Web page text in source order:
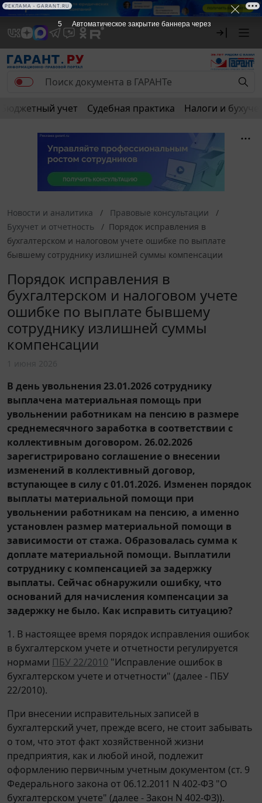
Бюджетный учет Судебная практика Налоги и
Новости и аналитика
Правовые консультации
Бухучет и отчетность
Порядок исправления в
бухгалтерском и налоговом учете ошибке по выплате
бывшему сотруднику излишней суммы компенсации
Порядок исправления в
бухгалтерском и налоговом учете
ошибке по выплате бывшему
сотруднику излишней суммы
компенсации
В день увольнения 23.01.2026 сотруднику
выплачена материальная помощь при
увольнении работникам на пенсию в размере
среднемесячного заработка в соответствии с
коллективным договором. 26.02.2026
зарегистрировано соглашение о внесении
изменений в коллективный договор,
вступающее в силу с 01.01.2026. Изменен порядок
выплаты материальной помощи при
увольнении работникам на пенсию, а именно
установлен размер материальной помощи в
зависимости от стажа. Образовалась сумма к
доплате материальной помощи. Выплатили
сотруднику с компенсацией за задержку
выплаты. Сейчас обнаружили ошибку, что
оснований для начисления компенсации за
задержку не было. Как исправить ситуацию?
1. В настоящее время порядок исправления ошибок
в бухгалтерском учете и отчетности регулируется
нормами ПБУ 22/2010 "Исправление ошибок в
бухгалтерском учете и отчетности" (далее - ПБУ
22/2010).
При внесении исправительных записей в
бухгалтерский учет, прежде всего, не стоит забывать
о том, что этот факт хозяйственной жизни
предприятия, как и любой иной, подлежит
оформлению первичным учетным документом (ст. 9
Федерального закона от 06.12.2011 N 402-ФЗ "О
бухгалтерском учете" (далее - Закон N 402-ФЗ)).
4 Автоматическое закрытие баннера через
РЕКЛАМА • GARANT.RU